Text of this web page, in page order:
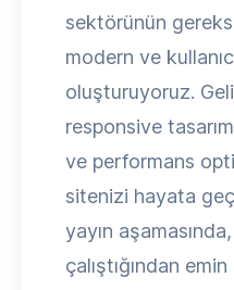
sektörünün
modern ve
oluşturuyoruz.
responsive
ve performans
sitenizi hayata
yayın
çalıştığından